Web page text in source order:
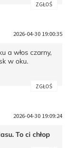
ZGŁOŚ
2026-04-30 19:00:35
a włos czarny,
w oku.
ZGŁOŚ
2026-04-30 19:09:24
To ci chłop